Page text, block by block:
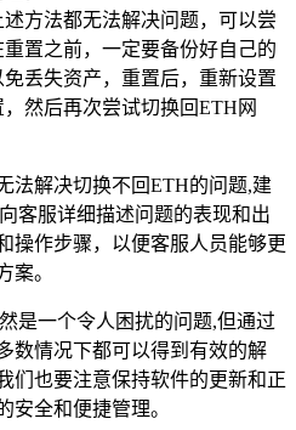
述方法都无法解决问题，可以尝
置之前，一定要备份好自己的
免丢失资产，重置后，重新设置
然后再次尝试切换回ETH网
法解决切换不回ETH的问题,建
客服详细描述问题的表现和出
操作步骤，以便客服人员能够更
案。
是一个令人困扰的问题,但通过
数情况下都可以得到有效的解
们也要注意保持软件的更新和正
安全和便捷管理。